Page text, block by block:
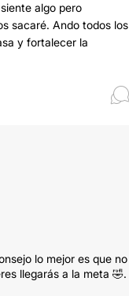
algo pero
sacaré. Ando todos los
y fortalecer la
lo mejor es que no
llegarás a la meta 🤣.